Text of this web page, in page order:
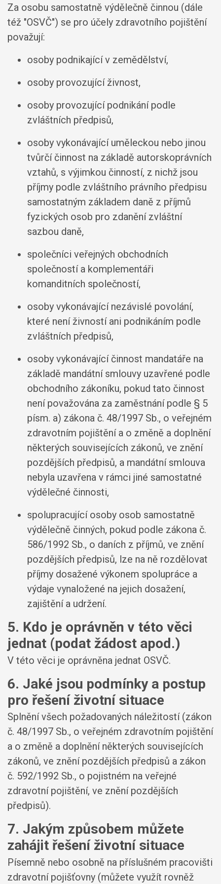
Za osobu samostatně výdělečně činnou (dále
též "OSVČ") se pro účely zdravotního pojištění
považují:
osoby podnikající v zemědělství,
osoby provozující živnost,
osoby provozující podnikání podle
zvláštních předpisů,
osoby vykonávající uměleckou nebo jinou
tvůrčí činnost na základě autorskoprávních
vztahů, s výjimkou činností, z nichž jsou
příjmy podle zvláštního právního předpisu
samostatným základem daně z příjmů
fyzických osob pro zdanění zvláštní
sazbou daně,
společníci veřejných obchodních
společností a komplementáři
komanditních společností,
osoby vykonávající nezávislé povolání,
které není živností ani podnikáním podle
zvláštních předpisů,
osoby vykonávající činnost mandatáře na
základě mandátní smlouvy uzavřené podle
obchodního zákoníku, pokud tato činnost
není považována za zaměstnání podle § 5
písm. a) zákona č. 48/1997 Sb., o veřejném
zdravotním pojištění a o změně a doplnění
některých souvisejících zákonů, ve znění
pozdějších předpisů, a mandátní smlouva
nebyla uzavřena v rámci jiné samostatné
výdělečné činnosti,
spolupracující osoby osob samostatně
výdělečně činných, pokud podle zákona č.
586/1992 Sb., o daních z příjmů, ve znění
pozdějších předpisů, lze na ně rozdělovat
příjmy dosažené výkonem spolupráce a
výdaje vynaložené na jejich dosažení,
zajištění a udržení.
5. Kdo je oprávněn v této věci
jednat (podat žádost apod.)
V této věci je oprávněna jednat OSVČ.
6. Jaké jsou podmínky a postup
pro řešení životní situace
Splnění všech požadovaných náležitostí (zákon
č. 48/1997 Sb., o veřejném zdravotním pojištění
a o změně a doplnění některých souvisejících
zákonů, ve znění pozdějších předpisů a zákon
č. 592/1992 Sb., o pojistném na veřejné
zdravotní pojištění, ve znění pozdějších
předpisů).
7. Jakým způsobem můžete
zahájit řešení životní situace
Písemně nebo osobně na příslušném pracovišti
zdravotní pojišťovny (můžete využít rovněž